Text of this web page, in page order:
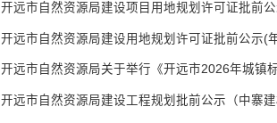
开远市自然资源局建设项目用地规划许可证批前
开远市自然资源局建设工程规划批前公示（中寨建